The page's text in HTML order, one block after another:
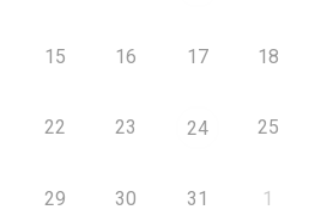
15 16 17 18
22 23 24 25
29 30 31 1